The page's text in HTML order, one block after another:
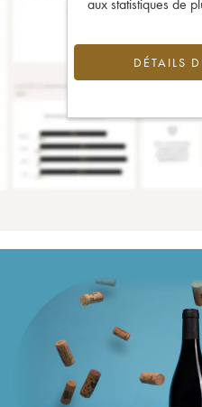
aux statistiques de
DÉTAILS